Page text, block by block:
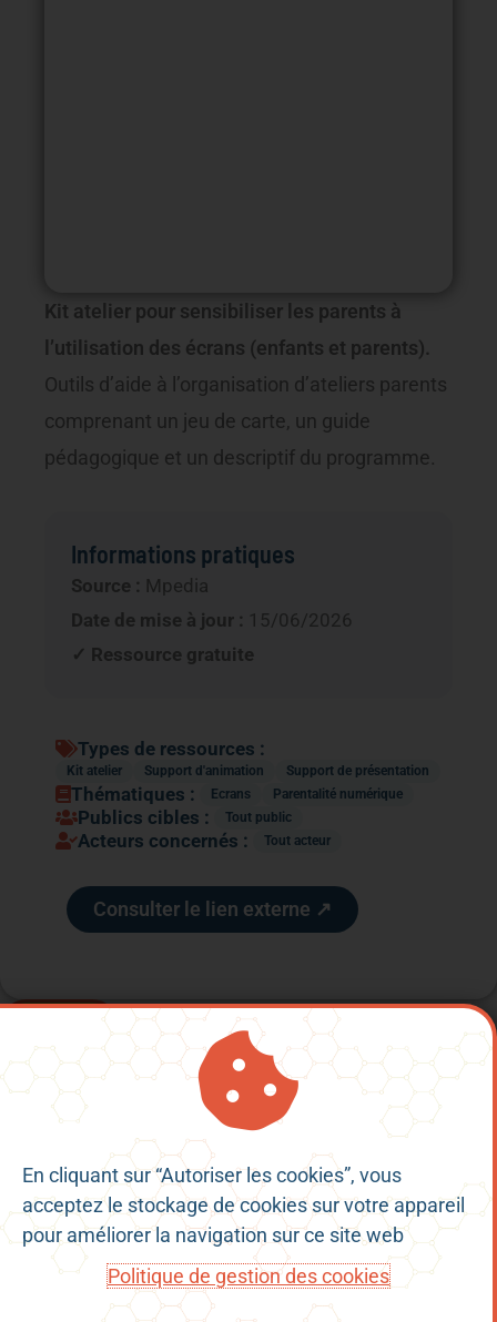
Kit atelier pour sensibiliser les parents à
l’utilisation des écrans (enfants et parents).
Outils d’aide à l’organisation d’ateliers parents
comprenant un jeu de carte, un guide
pédagogique et un descriptif du programme.
Informations pratiques
Source : Mpedia
Date de mise à jour : 15/06/2026
✓ Ressource gratuite
Types de ressources :
Kit atelier Support d'animation Support de présentation
Thématiques : Ecrans Parentalité numérique
Publics cibles : Tout public
Acteurs concernés : Tout acteur
Consulter le lien externe ↗
Mentions Légales
Conditions Générales d’Utilisation
Politique de confidentialité
Politique de gestion des cookies
En cliquant sur “Autoriser les cookies”, vous
acceptez le stockage de cookies sur votre appareil
pour améliorer la navigation sur ce site web
Politique de gestion des cookies